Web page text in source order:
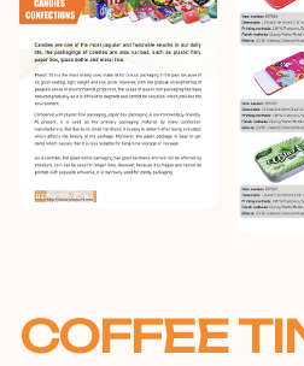
COFFEE